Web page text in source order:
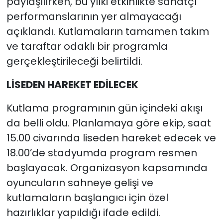
performanslarının yer almayacağı
açıklandı. Kutlamaların tamamen takım
ve taraftar odaklı bir programla
gerçekleştirileceği belirtildi.
LİSEDEN HAREKET EDİLECEK
Kutlama programının gün içindeki akışı
da belli oldu. Planlamaya göre ekip, saat
15.00 civarında liseden hareket edecek ve
18.00’de stadyumda program resmen
başlayacak. Organizasyon kapsamında
oyuncuların sahneye gelişi ve
kutlamaların başlangıcı için özel
hazırlıklar yapıldığı ifade edildi.